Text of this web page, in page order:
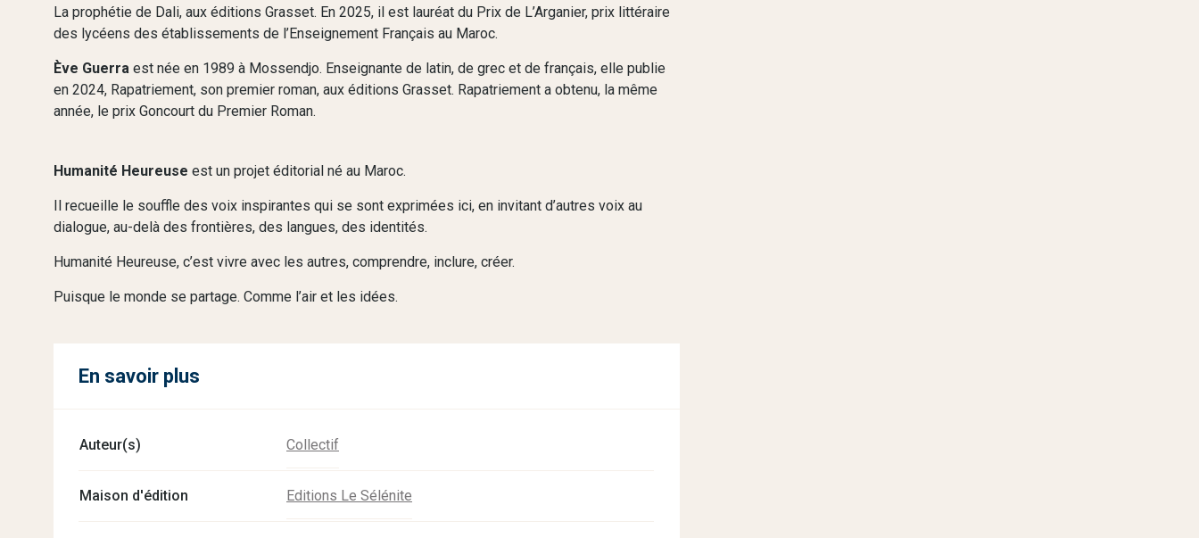
La prophétie de Dali, aux éditions Grasset. En 2025, il est lauréat du Prix de L’Arganier, prix littéraire
des lycéens des établissements de l’Enseignement Français au Maroc.
Ève Guerra est née en 1989 à Mossendjo. Enseignante de latin, de grec et de français, elle publie
en 2024, Rapatriement, son premier roman, aux éditions Grasset. Rapatriement a obtenu, la même
année, le prix Goncourt du Premier Roman.
Humanité Heureuse est un projet éditorial né au Maroc.
Il recueille le souffle des voix inspirantes qui se sont exprimées ici, en invitant d’autres voix au
dialogue, au-delà des frontières, des langues, des identités.
Humanité Heureuse, c’est vivre avec les autres, comprendre, inclure, créer.
Puisque le monde se partage. Comme l’air et les idées.
En savoir plus
Auteur(s) Collectif
Maison d'édition Editions Le Sélénite